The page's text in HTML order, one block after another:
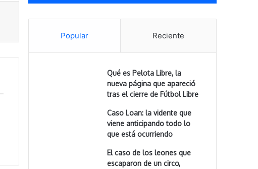
Popular Reciente
Qué es Pelota Libre, la
nueva página que apareció
tras el cierre de Fútbol Libre
Caso Loan: la vidente que
viene anticipando todo lo
que está ocurriendo
El caso de los leones que
escaparon de un circo,